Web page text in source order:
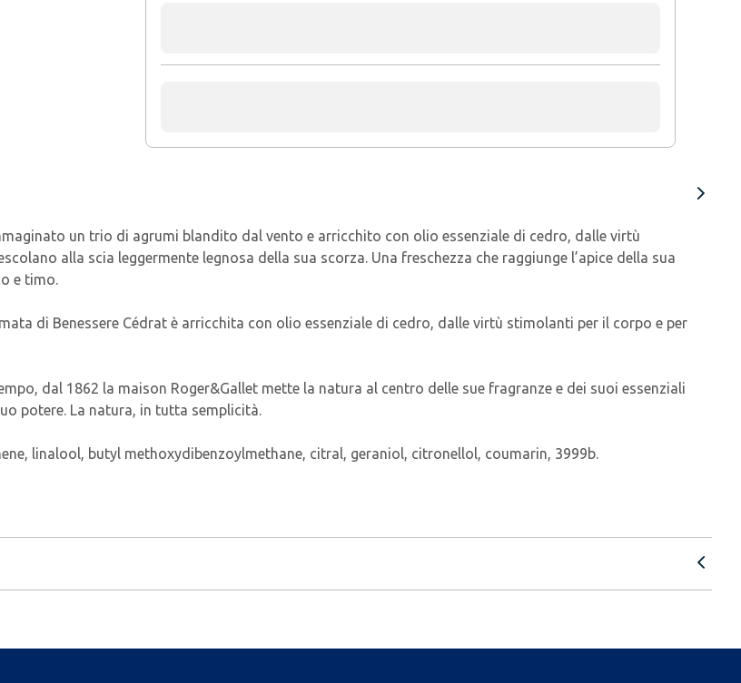
un trio di agrumi blandito dal vento e arricchito con olio essenziale di cedro, dalle virtù
alla scia leggermente legnosa della sua scorza. Una freschezza che raggiunge l’apice della sua
e timo.
di Benessere Cédrat è arricchita con olio essenziale di cedro, dalle virtù stimolanti per il corpo e per
dal 1862 la maison Roger&Gallet mette la natura al centro delle sue fragranze e dei suoi essenziali
potere. La natura, in tutta semplicità.
linalool, butyl methoxydibenzoylmethane, citral, geraniol, citronellol, coumarin, 3999b.